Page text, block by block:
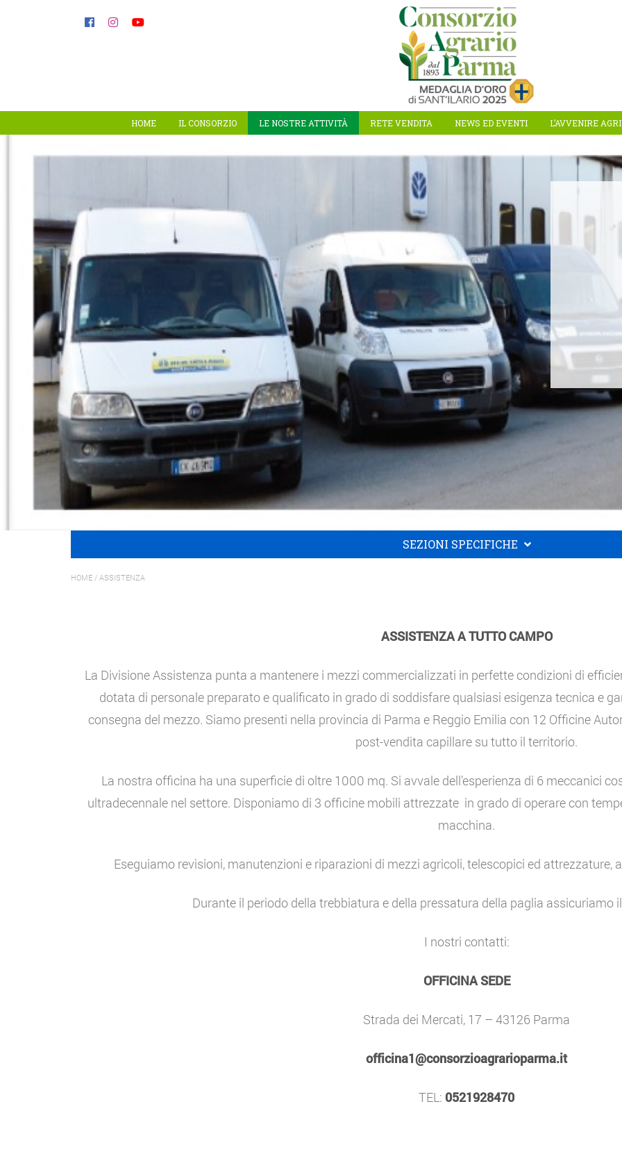
HOME IL CONSORZIO LE NOSTRE ATTIVITÀ RETE VENDITA NEWS ED EVENTI L’AVVENIRE
SEZIONI SPECIFICHE
HOME / ASSISTENZA
ASSISTENZA A TUTTO CAMPO
La Divisione Assistenza punta a mantenere i mezzi commercializzati in perfette condizioni di
dotata di personale preparato e qualificato in grado di soddisfare qualsiasi esigenza tecnica e
consegna del mezzo. Siamo presenti nella provincia di Parma e Reggio Emilia con 12 Officine
post-vendita capillare su tutto il territorio.
La nostra officina ha una superficie di oltre 1000 mq. Si avvale dell’esperienza di 6 meccanici
ultradecennale nel settore. Disponiamo di 3 officine mobili attrezzate in grado di operare con
macchina.
Eseguiamo revisioni, manutenzioni e riparazioni di mezzi agricoli, telescopici ed attrezzature,
Durante il periodo della trebbiatura e della pressatura della paglia assicuriamo
I nostri contatti:
OFFICINA SEDE
Strada dei Mercati, 17 – 43126 Parma
officina1@consorzioagrarioparma.it
TEL: 0521928470